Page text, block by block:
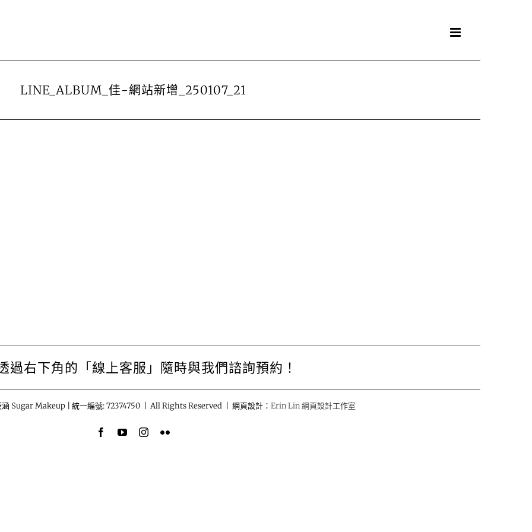
LINE_ALBUM_佳-網站新增_250107_21
過右下角的「線上客服」隨時與我們諮詢預約！
Sugar Makeup | 統一編號: 72374750 | All Rights Reserved | 網頁設計： Erin Lin 網頁設計工作室
FacebookYouTubeInstagram
Flickr